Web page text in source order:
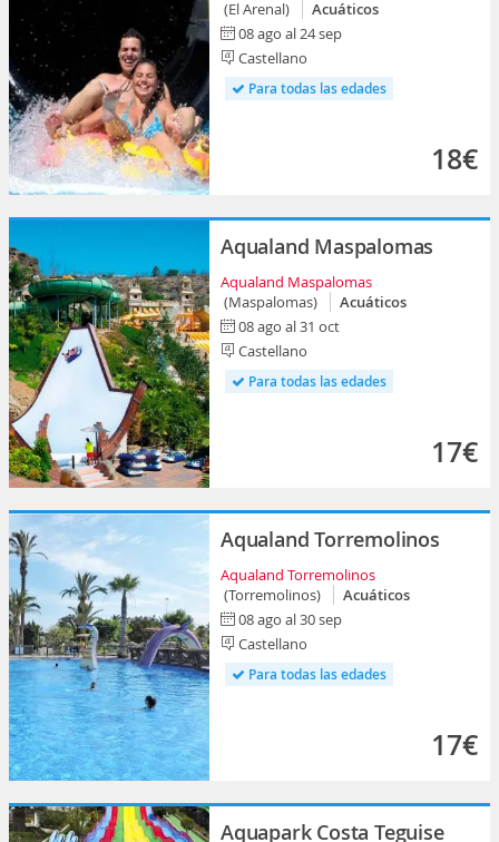
(El Arenal)
Acuáticos
08 ago al 24 sep
Castellano
Para todas las edades
18€
Aqualand Maspalomas
Aqualand Maspalomas
(Maspalomas)
Acuáticos
08 ago al 31 oct
Castellano
Para todas las edades
17€
Aqualand Torremolinos
Aqualand Torremolinos
(Torremolinos)
Acuáticos
08 ago al 30 sep
Castellano
Para todas las edades
17€
Aquapark Costa Teguise